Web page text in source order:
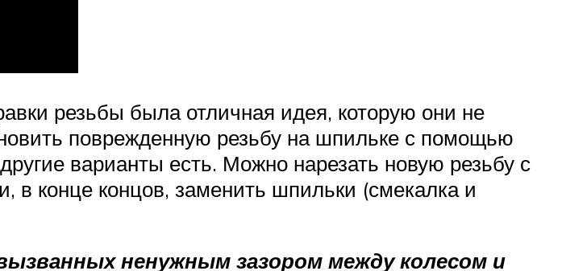
резьбы была отличная идея, которую они не
поврежденную резьбу на шпильке с помощью
варианты есть. Можно нарезать новую резьбу с
конце концов, заменить шпильки (смекалка и
ненужным зазором между колесом и